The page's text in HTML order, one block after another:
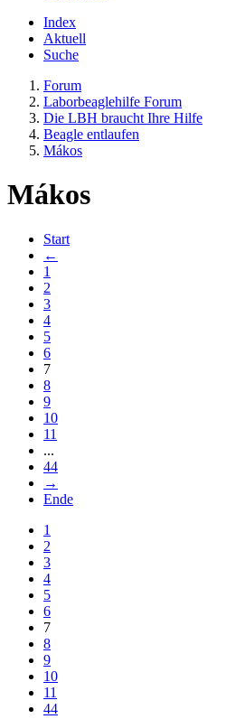
Index
Aktuell
Suche
Forum
Laborbeaglehilfe Forum
Die LBH braucht Ihre Hilfe
Beagle entlaufen
Mákos
Mákos
Start
←
1
2
3
4
5
6
7
8
9
10
11
...
44
→
Ende
1
2
3
4
5
6
7
8
9
10
11
44